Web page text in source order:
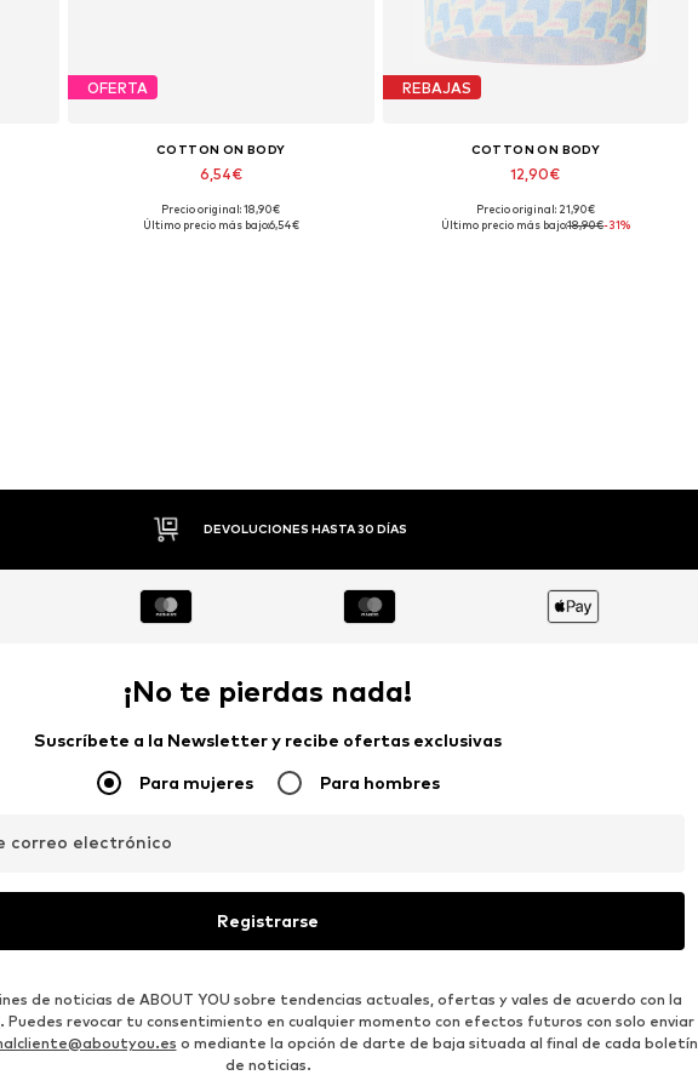
OFERTA
COTTON ON BODY
6,54€
Tallas disponibles: M, L
Precio original: 18,90€
Último precio más bajo:6,54€
REBAJAS
COTTON ON BODY
12,90€
Tallas disponibles: L
Precio original: 21,90€
Último precio más bajo:18,90€-31%
PAGO FLEXIBLE
¡No te pierdas nada!
Suscríbete a la Newsletter y recibe ofertas exclusivas
Para mujeres Para hombres
correo electrónico
Registrarse
de noticias de ABOUT YOU sobre tendencias actuales, ofertas y vales de acuerdo con la
. Puedes revocar tu consentimiento en cualquier momento con efectos futuros con solo enviar
o mediante la opción de darte de baja situada al final de cada boletín
de noticias.